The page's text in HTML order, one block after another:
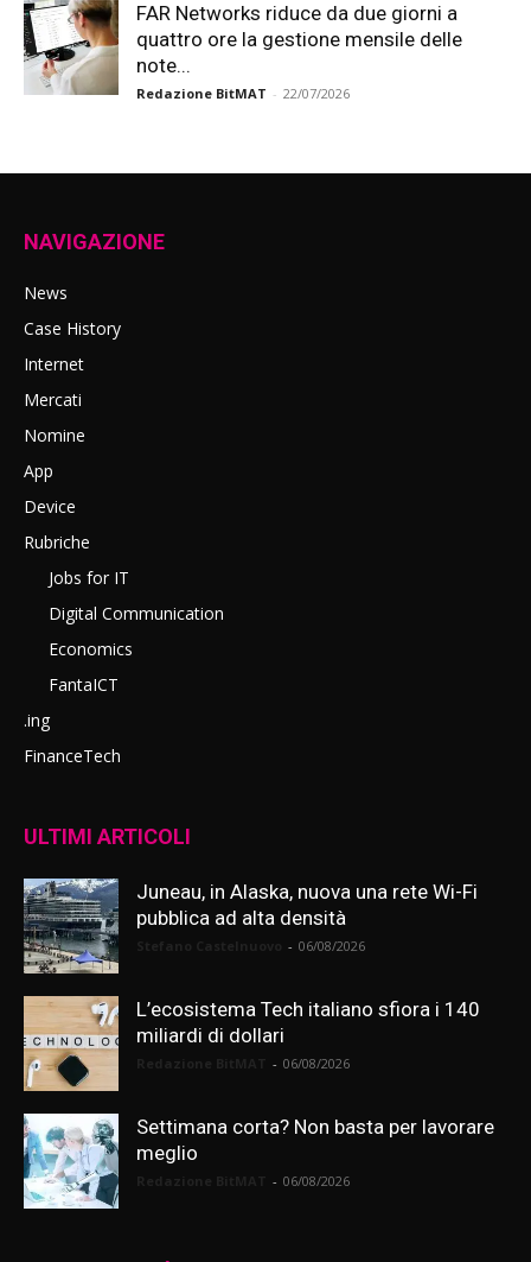
FAR Networks riduce da due giorni a
quattro ore la gestione mensile delle
note...
Redazione BitMAT - 22/07/2026
NAVIGAZIONE
News
Case History
Internet
Mercati
Nomine
App
Device
Rubriche
Jobs for IT
Digital Communication
Economics
FantaICT
.ing
FinanceTech
ULTIMI ARTICOLI
Juneau, in Alaska, nuova una rete Wi-Fi
pubblica ad alta densità
- 06/08/2026
L’ecosistema Tech italiano sfiora i 140
miliardi di dollari
- 06/08/2026
Settimana corta? Non basta per lavorare
meglio
- 06/08/2026